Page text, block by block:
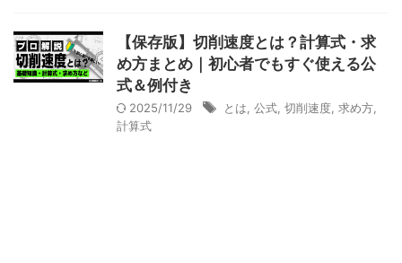
【保存版】切削速度とは？計算式・求
め方まとめ｜初心者でもすぐ使える公
式＆例付き
2025/11/29 とは, 公式, 切削速度, 求め方,
計算式